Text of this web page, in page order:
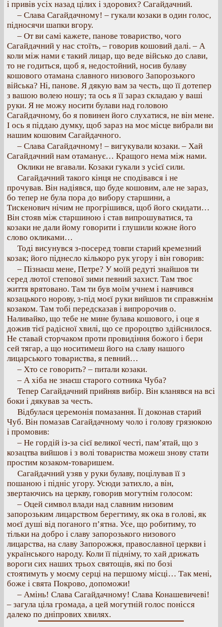
і привів усіх назад цілих і здорових? Сагайдачний.
– Слава Сагайдачному! – гукали козаки в один голос,
підносячи шапки вгору.
– От ви самі кажете, панове товариство, чого
Сагайдачний у нас стоїть, – говорив кошовий далі. – А
коли між нами є такий лицар, що веде військо до слави,
то не годиться, щоб я, недостойний, носив булаву
кошового отамана славного низового Запорозького
війська? Ні, панове. Я дякую вам за честь, що її дотепер
з вашою волею ношу; та ось я її зараз складаю у ваші
руки. Я не можу носити булави над головою
Сагайдачному, бо я повинен його слухатися, не він мене.
І ось я піддаю думку, щоб зараз на моє місце вибрали ви
нашим кошовим Сагайдачного.
– Слава Сагайдачному! – вигукували козаки. – Хай
Сагайдачний нам отаманує… Кращого нема між нами.
Оклики не вгавали. Козаки гукали з усієї сили.
Сагайдачний такого кінця не сподівався і не
прочував. Він надіявся, що буде кошовим, але не зараз,
бо тепер не була пора до вибору старшини, а
Тискенович нічим не прогрішився, щоб його скидати…
Він стояв між старшиною і став випрошуватися, та
козаки не дали йому говорити і глушили кожне його
слово окликами…
Тоді висунувся з-посеред товпи старий кремезний
козак; його піднесло кількоро рук угору і він говорив:
– Пізнаєш мене, Петре? У моїй редуті знайшов ти
серед лютої степової зими певний захист. Там твоє
життя врятовано. Там ти був моїм учнем і навчився
козацького норову, з-під моєї руки вийшов ти справжнім
козаком. Там тобі передсказав і випророчив о.
Наливайко, що тебе не мине булава кошового, і оце я
дожив тієї радісної хвилі, що се пророцтво здійснилося.
Не ставай сторчаком проти провидіння божого і бери
сей тягар, а що носитимеш його на славу нашого
лицарського товариства, я певний…
– Хто се говорить? – питали козаки.
– А хіба не знаєш старого сотника Чуба?
Тепер Сагайдачний прийняв вибір. Він кланявся на всі
боки і дякував за честь.
Відбулася церемонія помазання. Її доконав старий
Чуб. Він помазав Сагайдачному чоло і голову грязюкою
і промовив:
– Не гордій із-за сієї великої честі, пам’ятай, що з
козацтва вийшов і з волі товариства можеш знову стати
простим козаком-товаришем.
Сагайдачний узяв у руки булаву, поцілував її з
пошаною і підніс угору. Усюди затихло, а він,
звертаючись на церкву, говорив могутнім голосом:
– Оцей символ влади над славним низовим
запорозьким лицарством берегтиму, як ока в голові, як
моєї душі від поганого п’ятна. Усе, що робитиму, то
тільки на добро і славу запорозького низового
лицарства, на славу Запорожжя, православної церкви і
українського народу. Коли її підніму, то хай дрижать
вороги сих наших трьох святощів, які по бозі
стоятимуть у моєму серці на першому місці… Так мені,
боже і свята Покрово, допоможи!
– Амінь! Слава Сагайдачному! Слава Конашевичеві!
– загула ціла громада, а цей могутній голос понісся
далеко по дніпрових хвилях.